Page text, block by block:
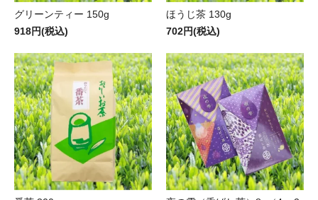
グリーンティー 150g
918円(税込)
ほうじ茶 130g
702円(税込)